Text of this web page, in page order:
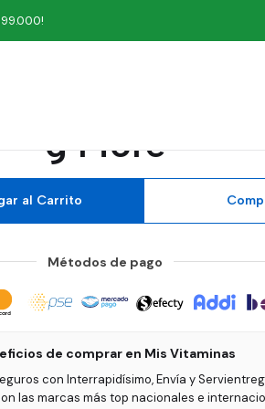
Fiore
g Fiore
al Carrito
Métodos de pago
de comprar en Mis Vitaminas
con Interrapidísimo, Envía y
las marcas más top nacionales e